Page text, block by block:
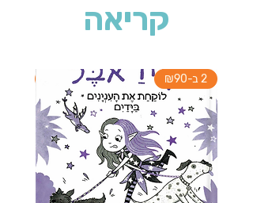
קריאה
2 ב-₪90